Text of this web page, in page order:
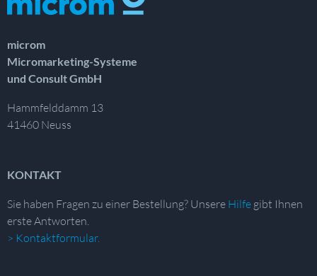
microm
Micromarketing-Systeme
und Consult GmbH
Hammfelddamm 13
41460 Neuss
KONTAKT
Sie haben Fragen zu einer Bestellung? Unsere Hilfe gibt Ihnen
erste Antworten.
> Kontaktformular.